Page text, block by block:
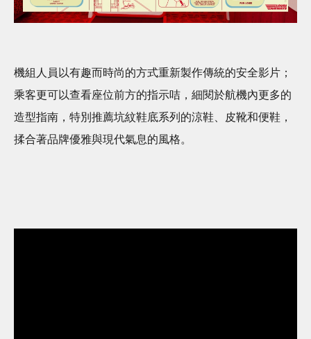
機組人員以有趣而時尚的方式重新製作傳統的安全影片；
乘客更可以查看座位前方的指示咭，細閱於航機內更多的
造型指南，特別推薦坑紋鞋底系列的涼鞋、皮靴和便鞋，
揉合著品牌優雅與現代氣息的風格。